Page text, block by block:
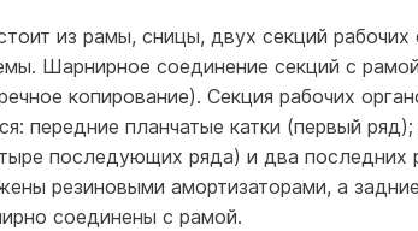
из рамы, сницы, двух секций
Шарнирное соединение секций с
копирование). Секция рабочих
передние планчатые катки (первый
последующих ряда) и два последних
резиновыми амортизаторами, а
соединены с рамой.